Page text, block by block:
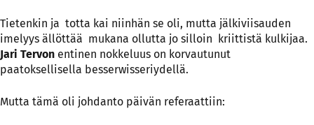
Tietenkin ja totta kai niinhän se oli, mutta jälkiviisauden
imelyys ällöttää mukana ollutta jo silloin kriittistä kulkijaa.
Jari Tervon entinen nokkeluus on korvautunut
paatoksellisella besserwisseriydellä.
Mutta tämä oli johdanto päivän referaattiin: